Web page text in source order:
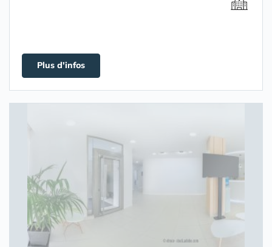
Plus d'infos